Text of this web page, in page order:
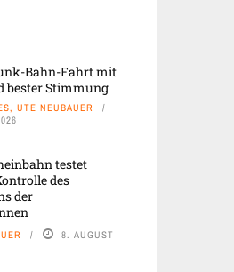
Bahn-Fahrt mit
bester Stimmung
UTE NEUBAUER
testet
des
der
8. AUGUST